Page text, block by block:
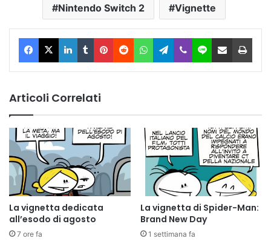
Nintendo Switch 2 Vignette
Facebook
X LinkedIn
TumblrPinterest
RedditWhatsAppTelegram
ViberLine Condividi via Email
Articoli Correlati
La vignetta dedicata
all’esodo di agosto
7 ore fa
La vignetta di Spider-Man:
Brand New Day
1 settimana fa